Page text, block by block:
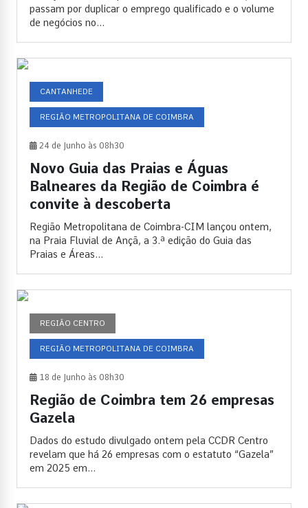
passam por duplicar o emprego qualificado e o volume
de negócios no...
CANTANHEDE
REGIÃO METROPOLITANA DE COIMBRA
24 de Junho às 08h30
Novo Guia das Praias e Águas
Balneares da Região de Coimbra é
convite à descoberta
Região Metropolitana de Coimbra-CIM lançou ontem,
na Praia Fluvial de Ançã, a 3.ª edição do Guia das
Praias e Áreas...
REGIÃO CENTRO
REGIÃO METROPOLITANA DE COIMBRA
18 de Junho às 08h30
Região de Coimbra tem 26 empresas
Gazela
Dados do estudo divulgado ontem pela CCDR Centro
revelam que há 26 empresas com o estatuto “Gazela”
em 2025 em...